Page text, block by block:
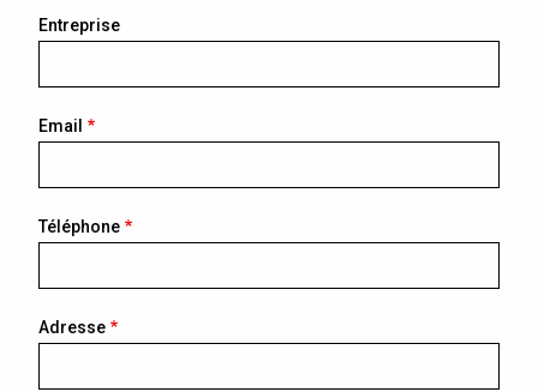
Entreprise
Email
Téléphone
Adresse